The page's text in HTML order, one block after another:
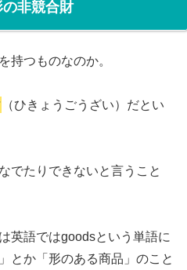
非競合財
持つものなのか。
（ひきょうごうざい）だとい
でたりできないと言うこと
英語ではgoodsという単語に
とか「形のある商品」のこと